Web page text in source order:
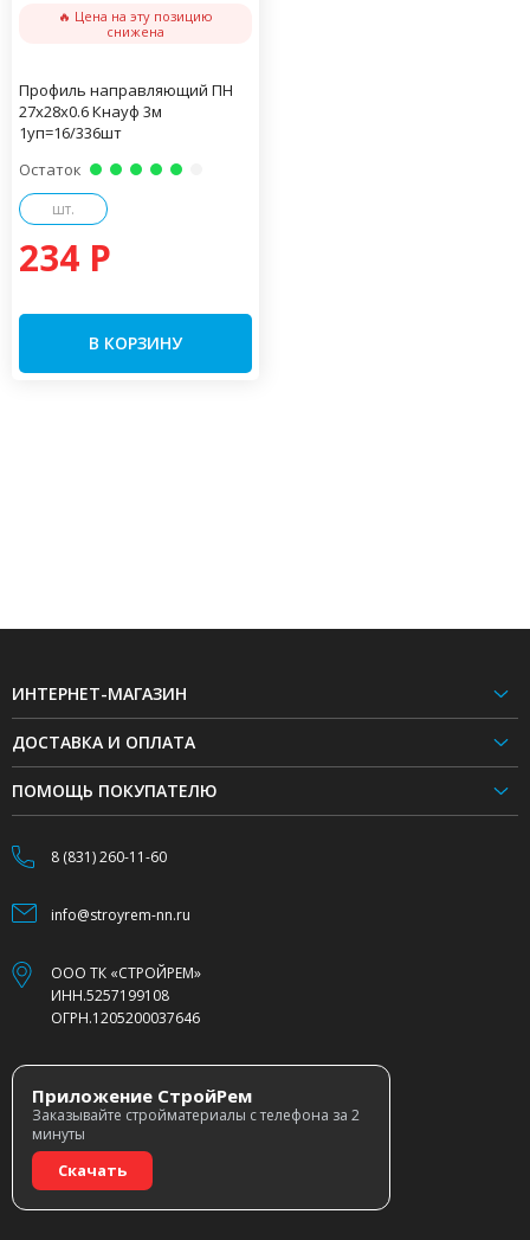
🔥 Цена на эту позицию
снижена
Профиль направляющий ПН
27х28х0.6 Кнауф 3м
1уп=16/336шт
Остаток
шт.
234 P
В КОРЗИНУ
ИНТЕРНЕТ-МАГАЗИН
ДОСТАВКА И ОПЛАТА
ПОМОЩЬ ПОКУПАТЕЛЮ
8 (831) 260-11-60
info@stroyrem-nn.ru
ООО ТК «СТРОЙРЕМ»
ИНН.5257199108
ОГРН.1205200037646
Приложение СтройРем
Заказывайте стройматериалы с телефона за 2
минуты
Скачать